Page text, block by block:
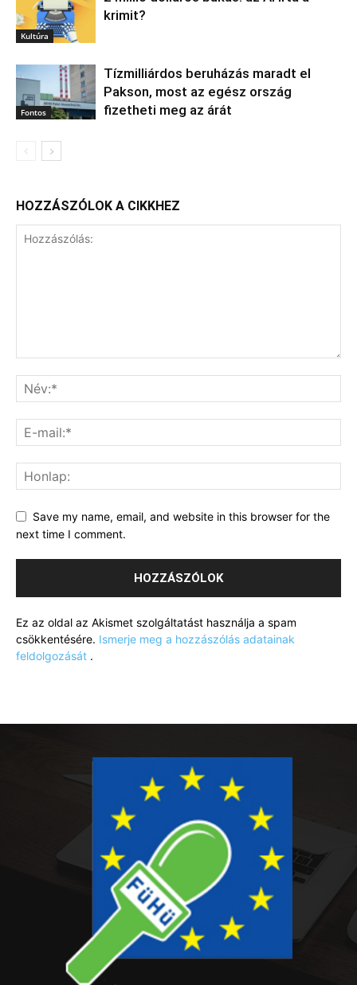
Kultúra
krimit?
Fontos
Tízmilliárdos beruházás maradt el
Pakson, most az egész ország
fizetheti meg az árát
HOZZÁSZÓLOK A CIKKHEZ
Save my name, email, and website in this browser for the
next time I comment.
Ez az oldal az Akismet szolgáltatást használja a spam
csökkentésére. Ismerje meg a hozzászólás adatainak
feldolgozását .